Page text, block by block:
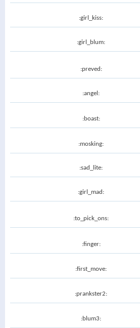
:girl_kiss:
:girl_blum:
:preved:
:angel:
:boast:
:mosking:
:sad_lite:
:girl_mad:
:to_pick_ons:
:finger:
:first_move:
:prankster2:
:blum3: